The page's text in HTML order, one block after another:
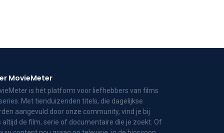
MovieMeter
is hét platform voor liefhebbers van films
Met tienduizenden titels, die dagelijkse
aangevuld door onze community, vind je bij
altijd de film, serie of documentaire die je zoekt. Of